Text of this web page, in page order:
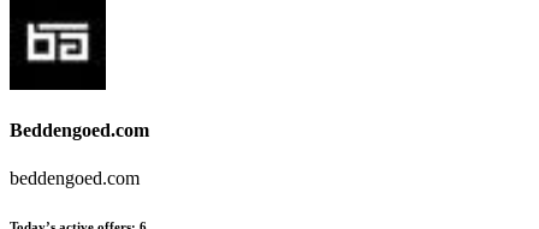
Beddengoed.com
beddengoed.com
Today’s active offers: 6